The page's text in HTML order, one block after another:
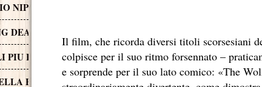
NIPOTE SCEMO.
DEAD
PIU LETTI SUL SITO RACCOMANDATI SE TI
FINANZA SECONDO MARTIN SCORSESE
Il film, che ricorda diversi titoli scorsesiani
colpisce per il suo ritmo forsennato –
e sorprende per il suo lato comico: «The